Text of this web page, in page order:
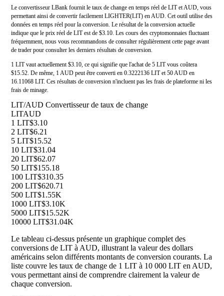
Le convertisseur LBank fournit le taux de change en temps réel de LIT et AUD, vous
permettant ainsi de convertir facilement LIGHTER(LIT) en AUD. Cet outil utilise des
données en temps réel pour la conversion. Le résultat de la conversion actuelle
indique que le prix réel de LIT est de $3.10. Les cours des cryptomonnaies fluctuant
fréquemment, nous vous recommandons de consulter régulièrement cette page avant
de trader pour consulter les derniers résultats de conversion.
1 LIT vaut actuellement $3.10, ce qui signifie que l'achat de 5 LIT vous coûtera
$15.52. De même, 1 AUD peut être converti en 0.3222136 LIT et 50 AUD en
16.11068 LIT. Ces résultats de conversion n'incluent pas les frais de plateforme ni les
frais de minage.
LIT/AUD Convertisseur de taux de change
LITAUD
1 LIT$3.10
2 LIT$6.21
5 LIT$15.52
10 LIT$31.04
20 LIT$62.07
50 LIT$155.18
100 LIT$310.35
200 LIT$620.71
500 LIT$1.55K
1000 LIT$3.10K
5000 LIT$15.52K
10000 LIT$31.04K
Le tableau ci-dessus présente un graphique complet des
conversions de LIT à AUD, illustrant la valeur des dollars
américains selon différents montants de conversion courants. La
liste couvre les taux de change de 1 LIT à 10 000 LIT en AUD,
vous permettant ainsi de comprendre clairement la valeur de
chaque conversion.